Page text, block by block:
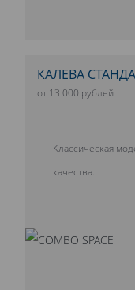
КАЛЕВА
от 13 000 рублей
Классическая
качества.